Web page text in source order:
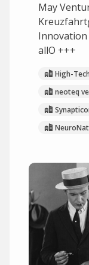
May
Innovation
allO +++
High-
neoteq